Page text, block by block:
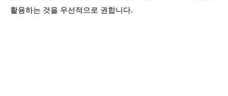
활용하는 것을 우선적으로 권합니다.